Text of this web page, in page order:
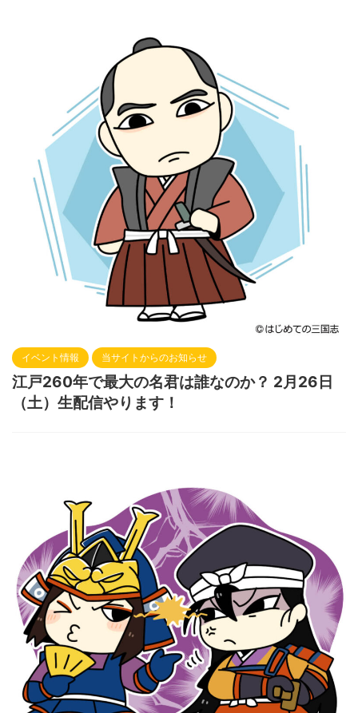
イベント情報 当サイトからのお知らせ
江戸260年で最大の名君は誰なのか？ 2月26日
（土）生配信やります！